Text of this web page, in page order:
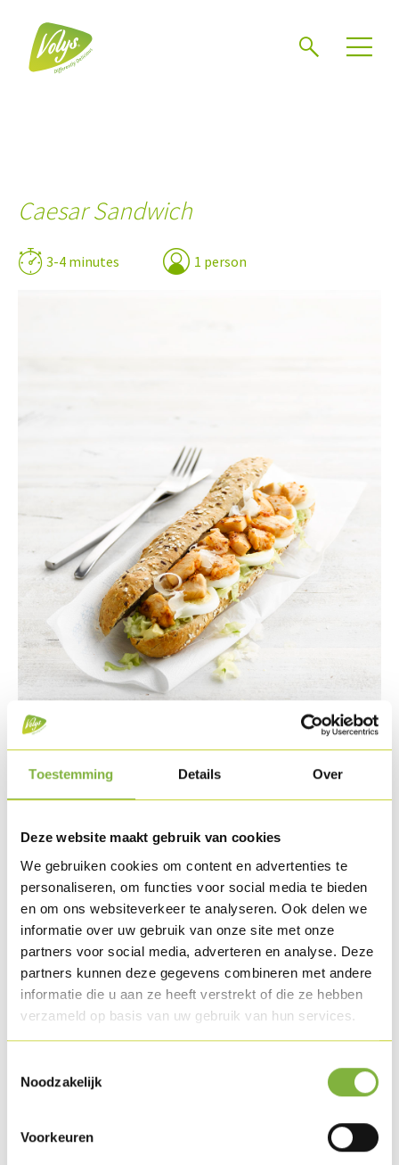
Toestemming Details Over
Deze website maakt gebruik van cookies
We gebruiken cookies om content en advertenties te
personaliseren, om functies voor social media te bieden
en om ons websiteverkeer te analyseren. Ook delen we
informatie over uw gebruik van onze site met onze
partners voor social media, adverteren en analyse. Deze
partners kunnen deze gegevens combineren met andere
informatie die u aan ze heeft verstrekt of die ze hebben
verzameld op basis van uw gebruik van hun services.
Noodzakelijk
Voorkeuren
Caesar Sandwich
3-4 minutes 1 person
Ingredients
Lettuce
Boiled egg
Mustard dressing
Parmesan
Preparation
Prepare with the ingredients above.